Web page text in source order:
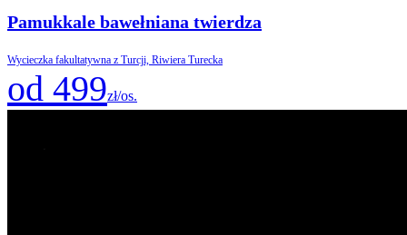
Pamukkale bawełniana twierdza
Wycieczka fakultatywna z Turcji, Riwiera Turecka
od 499zł/os.